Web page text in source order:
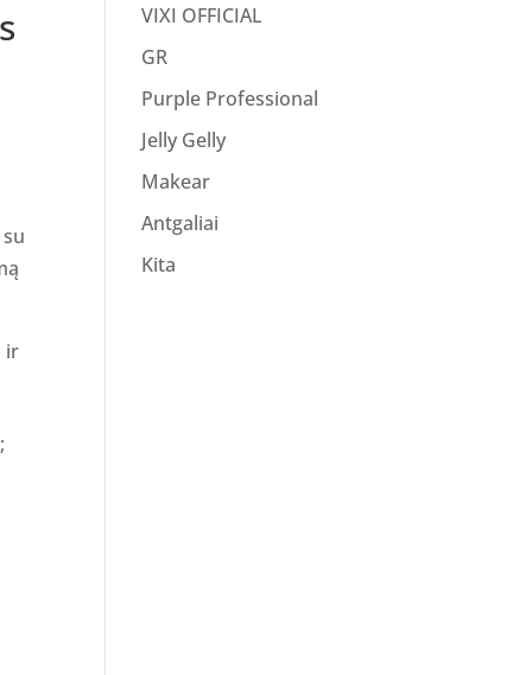
ir
VIXI OFFICIAL
GR
Purple Professional
Jelly Gelly
Makear
Antgaliai
Kita